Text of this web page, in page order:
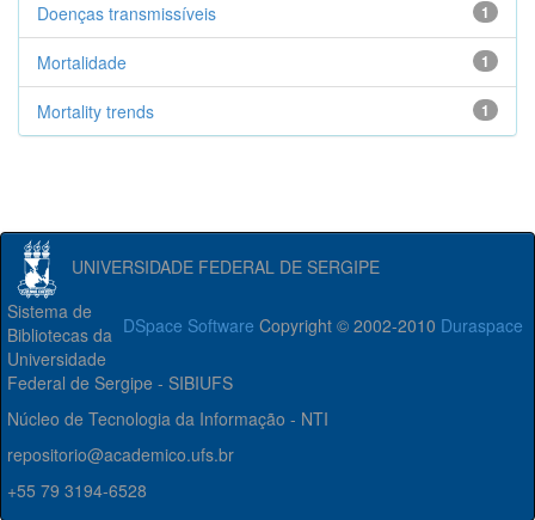
1
Doenças transmissíveis
1
Mortalidade
1
Mortality trends
UNIVERSIDADE FEDERAL DE SERGIPE
DSpace Software Copyright © 2002-2010 Duraspace
Sistema de
Bibliotecas da
Universidade
Federal de Sergipe - SIBIUFS
Núcleo de Tecnologia da Informação - NTI
repositorio@academico.ufs.br
+55 79 3194-6528